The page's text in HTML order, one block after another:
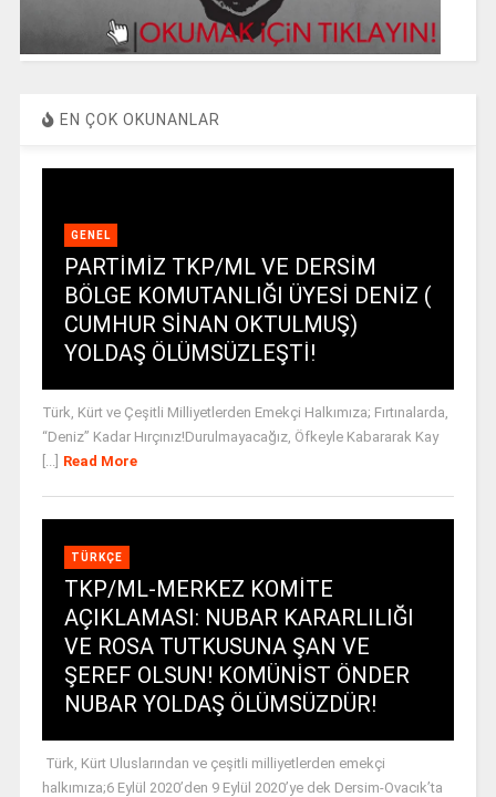
EN ÇOK OKUNANLAR
GENEL
PARTİMİZ TKP/ML VE DERSİM
BÖLGE KOMUTANLIĞI ÜYESİ DENİZ (
CUMHUR SİNAN OKTULMUŞ)
YOLDAŞ ÖLÜMSÜZLEŞTİ!
Türk, Kürt ve Çeşitli Milliyetlerden Emekçi Halkımıza; Fırtınalarda,
“Deniz” Kadar Hırçınız!Durulmayacağız, Öfkeyle Kabararak Kay
Read More
TÜRKÇE
TKP/ML-MERKEZ KOMİTE
AÇIKLAMASI: NUBAR KARARLILIĞI
VE ROSA TUTKUSUNA ŞAN VE
ŞEREF OLSUN! KOMÜNİST ÖNDER
NUBAR YOLDAŞ ÖLÜMSÜZDÜR!
Türk, Kürt Uluslarından ve çeşitli milliyetlerden emekçi
halkımıza;6 Eylül 2020’den 9 Eylül 2020’ye dek Dersim-Ovacık’ta